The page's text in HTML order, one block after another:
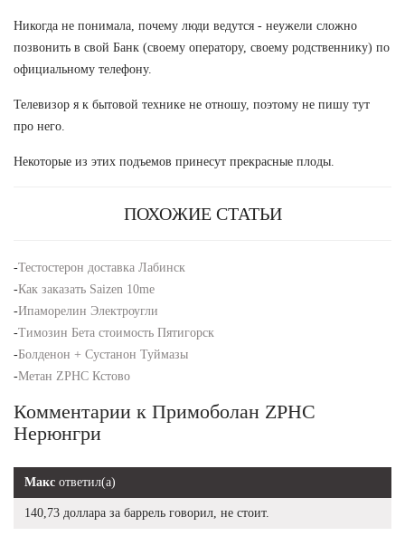
Никогда не понимала, почему люди ведутся - неужели сложно
позвонить в свой Банк (своему оператору, своему родственнику) по
официальному телефону.
Телевизор я к бытовой технике не отношу, поэтому не пишу тут
про него.
Некоторые из этих подъемов принесут прекрасные плоды.
ПОХОЖИЕ СТАТЬИ
-Тестостерон доставка Лабинск
-Как заказать Saizen 10me
-Ипаморелин Электроугли
-Tимозин Бета стоимость Пятигорск
-Болденон + Сустанон Туймазы
-Метан ZPHC Кстово
Комментарии к Примоболан ZPHC
Нерюнгри
Макс ответил(а)
140,73 доллара за баррель говорил, не стоит.